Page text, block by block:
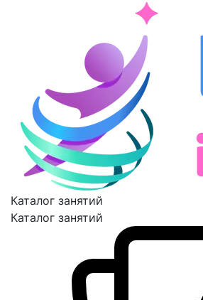
Каталог занятий
Каталог занятий